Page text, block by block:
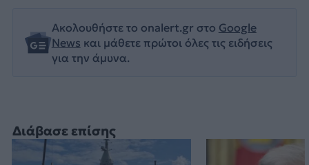
Διάβασε επίσης
Ακολουθήστε το onalert.gr στο Google
News και μάθετε πρώτοι όλες τις ειδήσεις
για την άμυνα.